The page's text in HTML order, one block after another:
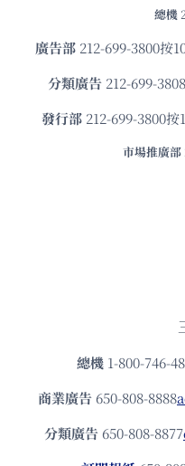
總機
廣告部212-699-3800按
分類廣告 212-699-3808
發⾏部 212-699-3800按
市場推廣部
總機 1-800-746-
商業廣告 650-808-8888
分類廣告 650-808-8877